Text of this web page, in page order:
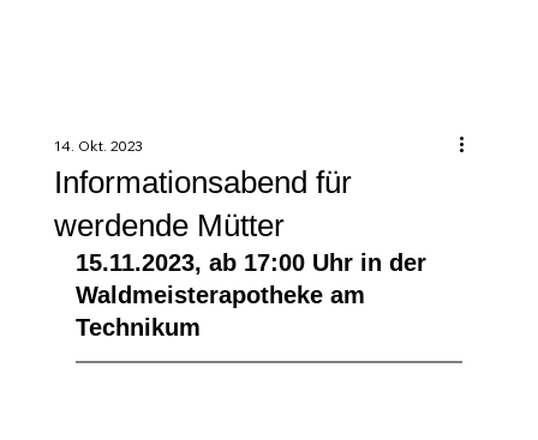
Informationsabend für
werdende Mütter
14. Okt. 2023
15.11.2023, ab 17:00 Uhr in der
Waldmeisterapotheke am
Technikum